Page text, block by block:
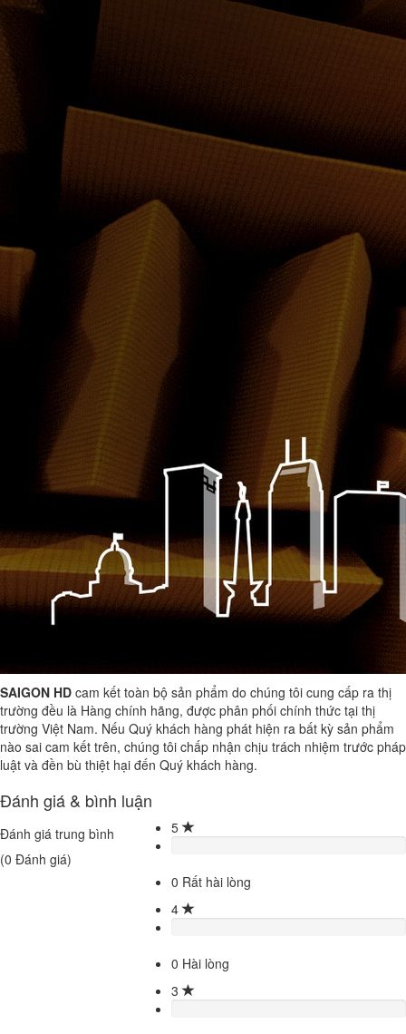
SAIGON HD cam kết toàn bộ sản phẩm do chúng tôi cung cấp ra thị
trường đều là Hàng chính hãng, được phân phối chính thức tại thị
trường Việt Nam. Nếu Quý khách hàng phát hiện ra bất kỳ sản phẩm
nào sai cam kết trên, chúng tôi chấp nhận chịu trách nhiệm trước pháp
luật và đền bù thiệt hại đến Quý khách hàng.
Đánh giá & bình luận
Đánh giá trung bình
(0 Đánh giá)
5
0 Rất hài lòng
4
0 Hài lòng
3